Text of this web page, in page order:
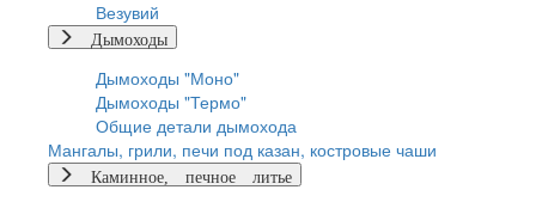
Везувий
Дымоходы
Дымоходы "Моно"
Дымоходы "Термо"
Общие детали дымохода
Мангалы, грили, печи под казан, костровые чаши
Каминное, печное литье